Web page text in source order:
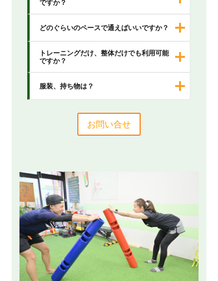
ですか？
どのぐらいのペースで通えばいいですか？
トレーニングだけ、整体だけでも利用可能
ですか？
服装、持ち物は？
お問い合せ